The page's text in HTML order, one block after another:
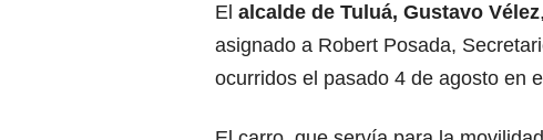
El alcalde de Tuluá, Gustavo Vélez
asignado a Robert Posada,
ocurridos el pasado 4 de agosto en